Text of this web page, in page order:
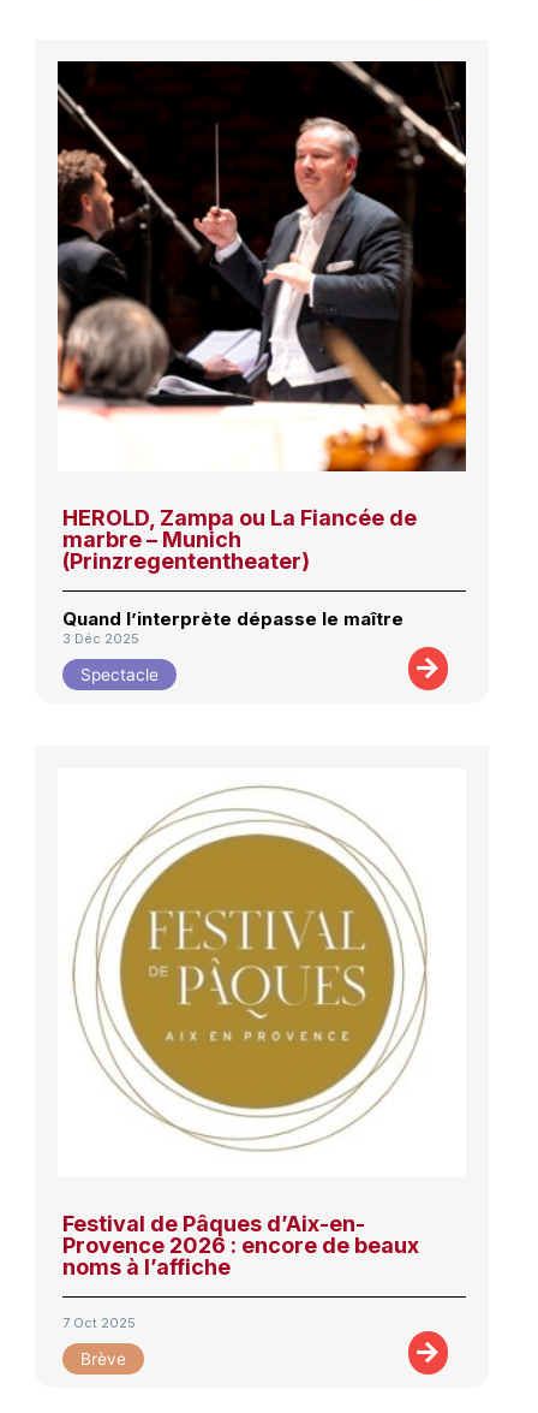
HEROLD, Zampa ou La Fiancée de
marbre – Munich
(Prinzregententheater)
Quand l’interprète dépasse le maître
3 Déc 2025
Spectacle
Festival de Pâques d’Aix-en-
Provence 2026 : encore de beaux
noms à l’affiche
7 Oct 2025
Brève